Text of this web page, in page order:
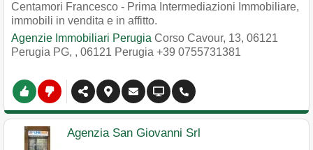
Centamori Francesco - Prima Intermediazioni Immobiliare,
immobili in vendita e in affitto.
Agenzie Immobiliari Perugia Corso Cavour, 13, 06121
Perugia PG, , 06121 Perugia +39 0755731381
Agenzia San Giovanni Srl